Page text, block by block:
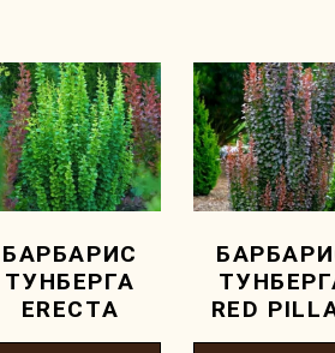
БАРБАРИС
ТУНБЕРГА
ERECTA
RED